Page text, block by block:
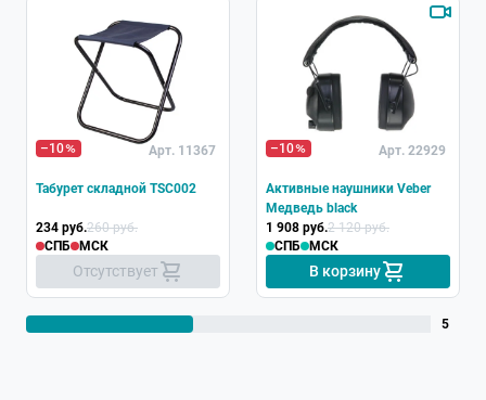
–10 Арт. 11367
Табурет складной TSC002
234 руб.260 руб.
СПБ
МСК
Отсутствует
–10
Арт. 22929
Активные наушники Veber
Медведь black
1 908 руб.2 120 руб.
СПБ
МСК
В корзину
5